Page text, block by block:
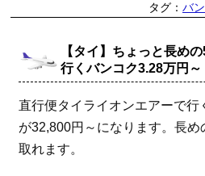
タグ： バ
【タイ】ちょっと長め
行くバンコク3.28万円～
直行便タイライオンエアーで行
が32,800円～になります。長め
取れます。